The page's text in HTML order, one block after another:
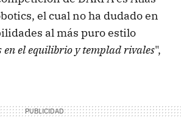
el cual no ha dudado en
al más puro estilo
en el equilibrio y templad rivales",